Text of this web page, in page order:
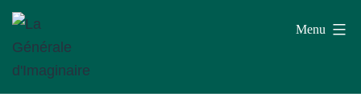
Aller
contenu
Menu